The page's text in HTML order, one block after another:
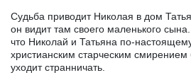
Судьба приводит Николая в дом
он видит там своего маленького
что Николай и Татьяна по-
христианским старческим смирением
уходит странничать.